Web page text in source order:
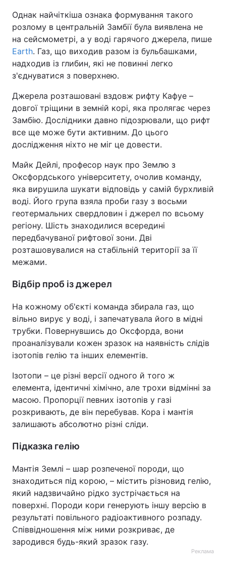
Однак найчіткіша ознака формування такого
розлому в центральній Замбії була виявлена не
на сейсмометрі, а у воді гарячого джерела, пише
Earth. Газ, що виходив разом із бульбашками,
надходив із глибин, які не повинні легко
з'єднуватися з поверхнею.
Джерела розташовані вздовж рифту Кафуе –
довгої тріщини в земній корі, яка пролягає через
Замбію. Дослідники давно підозрювали, що рифт
все ще може бути активним. До цього
дослідження ніхто не міг це довести.
Майк Дейлі, професор наук про Землю з
Оксфордського університету, очолив команду,
яка вирушила шукати відповідь у самій бурхливій
воді. Його група взяла проби газу з восьми
геотермальних свердловин і джерел по всьому
регіону. Шість знаходилися всередині
передбачуваної рифтової зони. Дві
розташовувалися на стабільній території за її
межами.
Відбір проб із джерел
На кожному об'єкті команда збирала газ, що
вільно вирує у воді, і запечатувала його в мідні
трубки. Повернувшись до Оксфорда, вони
проаналізували кожен зразок на наявність слідів
ізотопів гелію та інших елементів.
Ізотопи – це різні версії одного й того ж
елемента, ідентичні хімічно, але трохи відмінні за
масою. Пропорції певних ізотопів у газі
розкривають, де він перебував. Кора і мантія
залишають абсолютно різні сліди.
Підказка гелію
Мантія Землі – шар розпеченої породи, що
знаходиться під корою, – містить різновид гелію,
який надзвичайно рідко зустрічається на
поверхні. Породи кори генерують іншу версію в
результаті повільного радіоактивного розпаду.
Співвідношення між ними розкриває, де
зародився будь-який зразок газу.
Реклама